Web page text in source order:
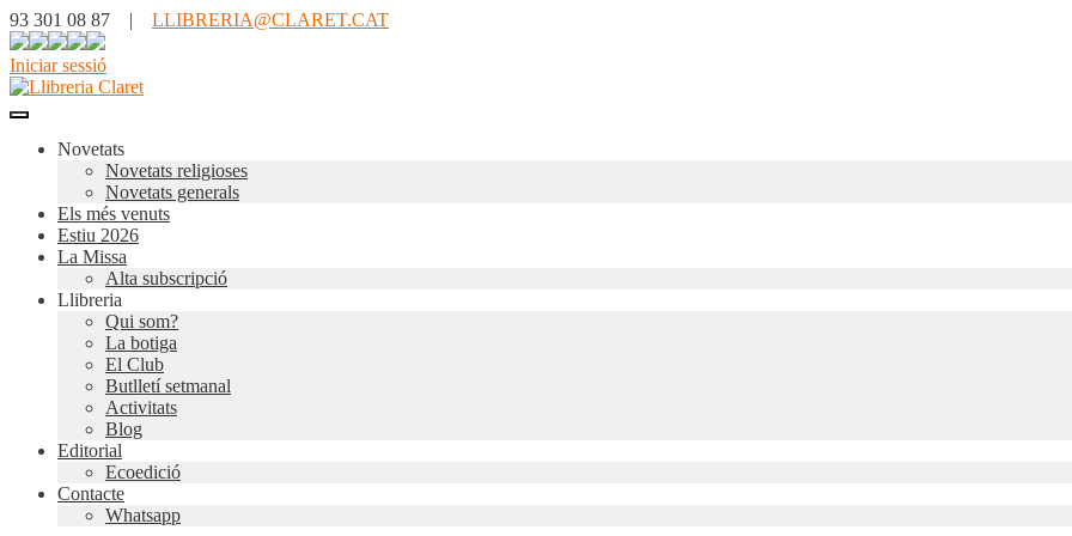
93 301 08 87 | LLIBRERIA@CLARET.CAT
Iniciar sessió
Novetats
Novetats religioses
Novetats generals
Els més venuts
Estiu 2026
La Missa
Alta subscripció
Llibreria
Qui som?
La botiga
El Club
Butlletí setmanal
Activitats
Blog
Editorial
Ecoedició
Contacte
Whatsapp